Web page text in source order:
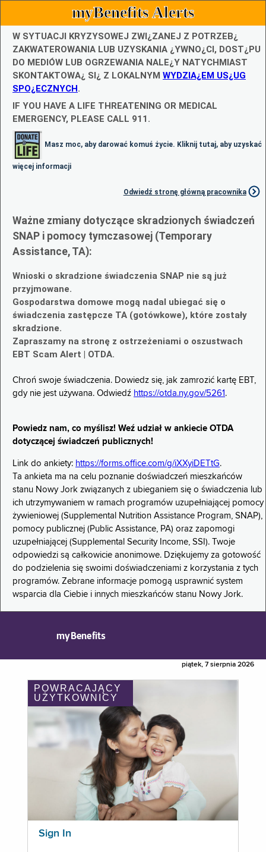
myBenefits Alerts
W SYTUACJI KRYZYSOWEJ ZWI¿ZANEJ Z POTRZEB¿
ZAKWATEROWANIA LUB UZYSKANIA ¿YWNO¿CI, DOST¿PU
DO MEDIÓW LUB OGRZEWANIA NALE¿Y NATYCHMIAST
SKONTAKTOWA¿ SI¿ Z LOKALNYM WYDZIA¿EM US¿UG
SPO¿ECZNYCH.
IF YOU HAVE A LIFE THREATENING OR MEDICAL
EMERGENCY, PLEASE CALL 911.
Masz moc, aby darować komuś życie. Kliknij tutaj, aby uzyskać
więcej informacji
Odwiedź stronę główną pracownika
Ważne zmiany dotyczące skradzionych świadczeń
SNAP i pomocy tymczasowej (Temporary
Assistance, TA):
Wnioski o skradzione świadczenia SNAP nie są już
przyjmowane.
Gospodarstwa domowe mogą nadal ubiegać się o
świadczenia zastępcze TA (gotówkowe), które zostały
skradzione.
Zapraszamy na stronę z ostrzeżeniami o oszustwach
EBT Scam Alert | OTDA.
Chroń swoje świadczenia. Dowiedz się, jak zamrozić kartę EBT,
gdy nie jest używana. Odwiedź https://otda.ny.gov/5261 .
Powiedz nam, co myślisz! Weź udział w ankiecie OTDA
dotyczącej świadczeń publicznych!
Link do ankiety: https://forms.office.com/g/iXXyiDETtG.
Ta ankieta ma na celu poznanie doświadczeń mieszkańców
stanu Nowy Jork związanych z ubieganiem się o świadczenia lub
ich utrzymywaniem w ramach programów uzupełniającej pomocy
żywieniowej (Supplemental Nutrition Assistance Program, SNAP),
pomocy publicznej (Public Assistance, PA) oraz zapomogi
uzupełniającej (Supplemental Security Income, SSI). Twoje
odpowiedzi są całkowicie anonimowe. Dziękujemy za gotowość
do podzielenia się swoimi doświadczeniami z korzystania z tych
programów. Zebrane informacje pomogą usprawnić system
wsparcia dla Ciebie i innych mieszkańców stanu Nowy Jork.
myBenefits
piątek, 7 sierpnia 2026
POWRACAJĄCY
UŻYTKOWNICY
Sign In